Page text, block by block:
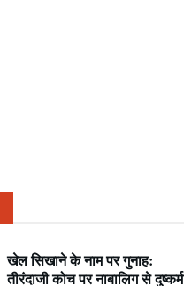
खेल सिखाने के नाम पर गुनाह:
तीरंदाजी कोच पर नाबालिग से दुष्कर्म